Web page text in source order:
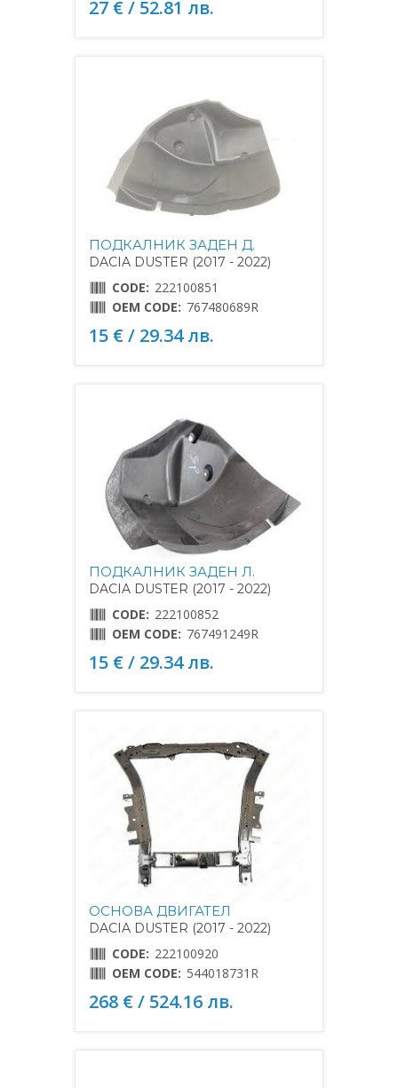
27 € / 52.81 лв.
ПОДКАЛНИК ЗАДЕН Д.
DACIA DUSTER (2017 - 2022)
CODE: 222100851
OEM CODE: 767480689R
15 € / 29.34 лв.
ПОДКАЛНИК ЗАДЕН Л.
DACIA DUSTER (2017 - 2022)
CODE: 222100852
OEM CODE: 767491249R
15 € / 29.34 лв.
ОСНОВА ДВИГАТЕЛ
DACIA DUSTER (2017 - 2022)
CODE: 222100920
OEM CODE: 544018731R
268 € / 524.16 лв.